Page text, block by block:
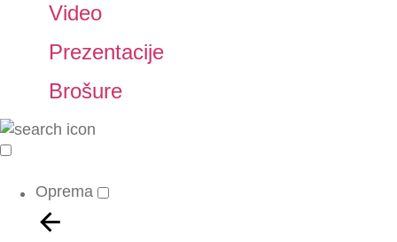
Video
Prezentacije
Brošure
Oprema